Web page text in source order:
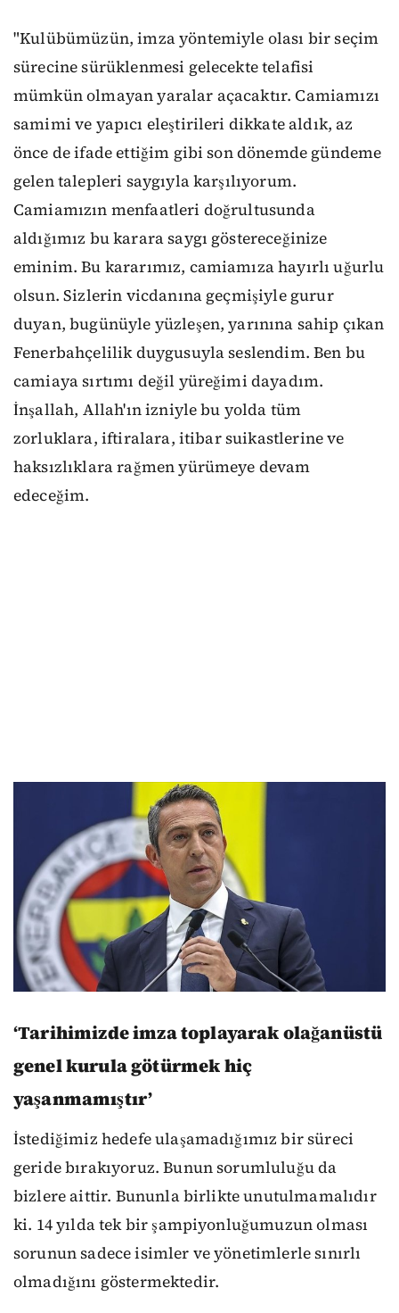
"Kulübümüzün, imza yöntemiyle olası bir seçim
sürecine sürüklenmesi gelecekte telafisi
mümkün olmayan yaralar açacaktır. Camiamızı
samimi ve yapıcı eleştirileri dikkate aldık, az
önce de ifade ettiğim gibi son dönemde gündeme
gelen talepleri saygıyla karşılıyorum.
Camiamızın menfaatleri doğrultusunda
aldığımız bu karara saygı göstereceğinize
eminim. Bu kararımız, camiamıza hayırlı uğurlu
olsun. Sizlerin vicdanına geçmişiyle gurur
duyan, bugünüyle yüzleşen, yarınına sahip çıkan
Fenerbahçelilik duygusuyla seslendim. Ben bu
camiaya sırtımı değil yüreğimi dayadım.
İnşallah, Allah'ın izniyle bu yolda tüm
zorluklara, iftiralara, itibar suikastlerine ve
haksızlıklara rağmen yürümeye devam
edeceğim.
‘Tarihimizde imza toplayarak olağanüstü
genel kurula götürmek hiç
yaşanmamıştır’
İstediğimiz hedefe ulaşamadığımız bir süreci
geride bırakıyoruz. Bunun sorumluluğu da
bizlere aittir. Bununla birlikte unutulmamalıdır
ki. 14 yılda tek bir şampiyonluğumuzun olması
sorunun sadece isimler ve yönetimlerle sınırlı
olmadığını göstermektedir.